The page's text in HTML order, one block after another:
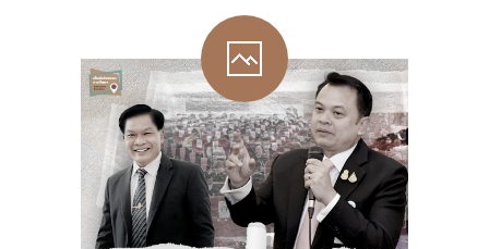
-- คณะอนุกรรมการ 6 คณะ
-- ทีมงาน สบน.
ติดต่อเรา